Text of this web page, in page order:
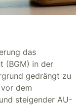
das
(BGM) in der
gedrängt zu
dem
steigender AU-